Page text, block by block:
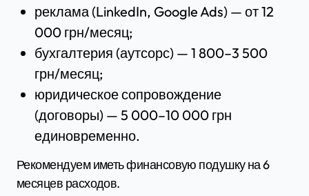
реклама (LinkedIn, Google Ads) — от 12
000 грн/месяц;
бухгалтерия (аутсорс) — 1 800–3 500
грн/месяц;
юридическое сопровождение
(договоры) — 5 000–10 000 грн
единовременно.
Рекомендуем иметь финансовую подушку на 6
месяцев расходов.